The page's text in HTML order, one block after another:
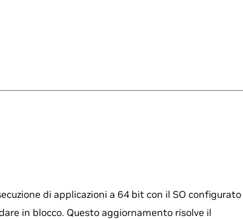
di applicazioni a 64 bit con il SO configurato
in blocco. Questo aggiornamento risolve il